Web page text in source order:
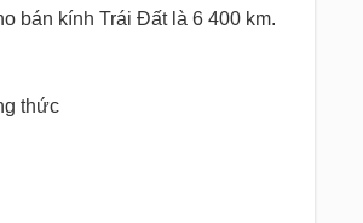
bán kính Trái Đất là 6 400 km.
thức